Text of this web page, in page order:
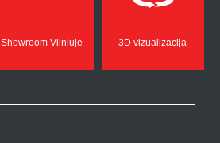
Showroom Vilniuje 3D vizualizacija